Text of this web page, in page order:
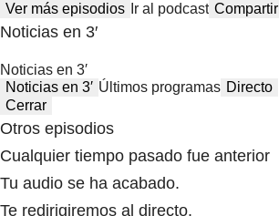
Ver más episodios Ir al podcast Compartir
Noticias en 3′
Noticias en 3′
Noticias en 3′ Últimos programas Directo
Cerrar
Otros episodios
Cualquier tiempo pasado fue anterior
Tu audio se ha acabado.
Te redirigiremos al directo.